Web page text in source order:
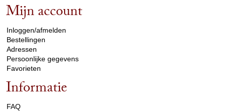
Mijn account
Inloggen/afmelden
Bestellingen
Adressen
Persoonlijke gegevens
Favorieten
Informatie
FAQ